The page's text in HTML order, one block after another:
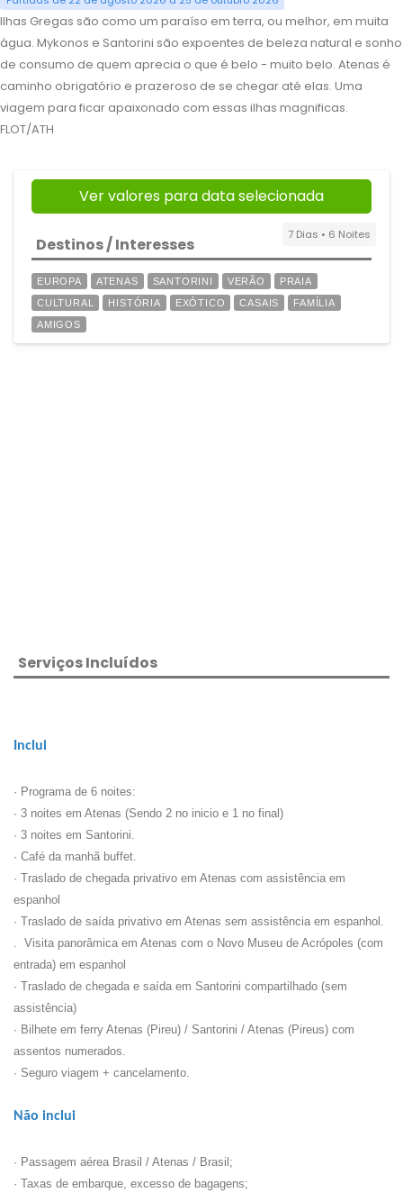
Ilhas Gregas são como um paraíso em terra, ou melhor, em muita
água. Mykonos e Santorini são expoentes de beleza natural e sonho
de consumo de quem aprecia o que é belo - muito belo. Atenas é
caminho obrigatório e prazeroso de se chegar até elas. Uma
viagem para ficar apaixonado com essas ilhas magnificas.
FLOT/ATH
Ver valores para data selecionada
7 Dias • 6 Noites
Destinos / Interesses
EUROPA ATENAS SANTORINI VERÃO
PRAIA
CULTURAL
HISTÓRIA EXÓTICO CASAIS
FAMÍLIA
AMIGOS
Serviços Incluídos
Inclui
· Programa de 6 noites:
· 3 noites em Atenas (Sendo 2 no inicio e 1 no final)
· 3 noites em Santorini.
· Café da manhã buffet.
· Traslado de chegada privativo em Atenas com assistência em
espanhol
· Traslado de saída privativo em Atenas sem assistência em espanhol.
. Visita panorâmica em Atenas com o Novo Museu de Acrópoles (com
entrada) em espanhol
· Traslado de chegada e saída em Santorini compartilhado (sem
assistência)
· Bilhete em ferry Atenas (Pireu) / Santorini / Atenas (Pireus) com
assentos numerados.
· Seguro viagem + cancelamento.
Não inclui
· Passagem aérea Brasil / Atenas / Brasil;
· Taxas de embarque, excesso de bagagens;